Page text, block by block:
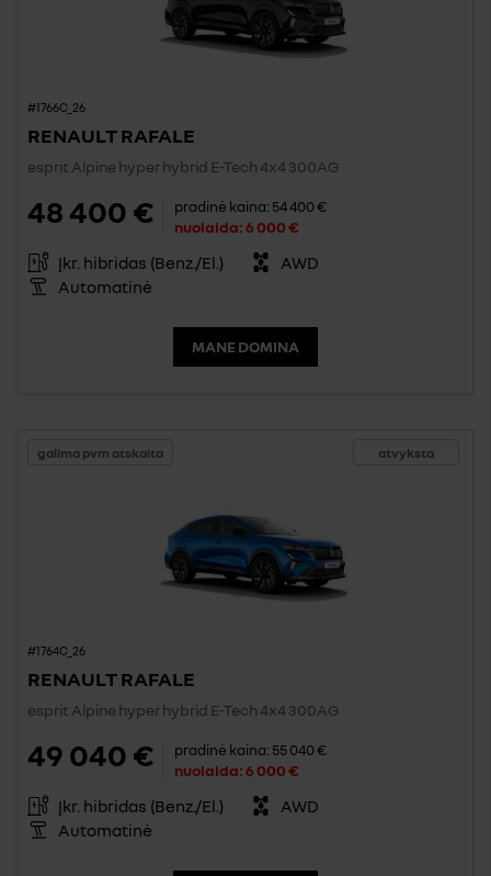
#1766C_26
RENAULT RAFALE
esprit Alpine hyper hybrid E-Tech 4x4 300AG
48 400 € pradinė kaina: 54 400 €
nuolaida:6 000 €
Įkr. hibridas (Benz./El.)
AWD
Automatinė
MANE DOMINA
atvyksta
galima pvm atskaita
#1764C_26
RENAULT RAFALE
esprit Alpine hyper hybrid E-Tech 4x4 300AG
49 040 € pradinė kaina: 55 040 €
nuolaida:6 000 €
Įkr. hibridas (Benz./El.)
AWD
Automatinė